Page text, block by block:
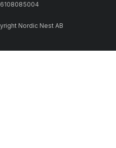
Nordic Nest AB